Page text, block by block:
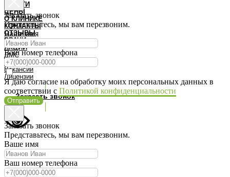
УСЛУГИ
ЦЕНЫ
О КЛИНИКЕ
КОНТАКТЫ
ОТЗЫВЫ
ВРАЧИ
АКЦИИ
ДМС
Документы
Вакансии
Лицензии
Заказать звонок
Заказать звонок
Представьтесь, мы вам перезвоним.
Ваше имя
Ваш номер телефона
Я даю согласие на обработку моих персональных данных в
соответствии с Политикой конфиденциальности
Отправить
Заказать звонок
Представьтесь, мы вам перезвоним.
Ваше имя
Ваш номер телефона